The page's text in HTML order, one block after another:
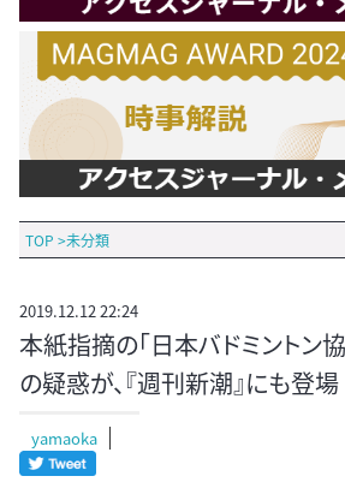
TOP >未分類
2019.12.12 22:24
本紙指摘の「日本バドミントン
の疑惑が、『週刊新潮』にも登場
yamaoka